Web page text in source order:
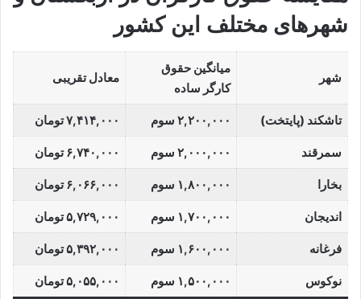
شهرهای مختلف این کشور
شهر
میانگین حقوق
کارگر ساده
معادل تقریبی
تاشکند (پایتخت) ۲,۲۰۰,۰۰۰ سوم ۷,۴۱۴,۰۰۰ تومان
سمرقند ۲,۰۰۰,۰۰۰ سوم ۶,۷۴۰,۰۰۰ تومان
بخارا ۱,۸۰۰,۰۰۰ سوم ۶,۰۶۶,۰۰۰ تومان
اندیجان ۱,۷۰۰,۰۰۰ سوم ۵,۷۲۹,۰۰۰ تومان
فرغانه ۱,۶۰۰,۰۰۰ سوم ۵,۳۹۲,۰۰۰ تومان
نوکوس ۱,۵۰۰,۰۰۰ سوم ۵,۰۵۵,۰۰۰ تومان